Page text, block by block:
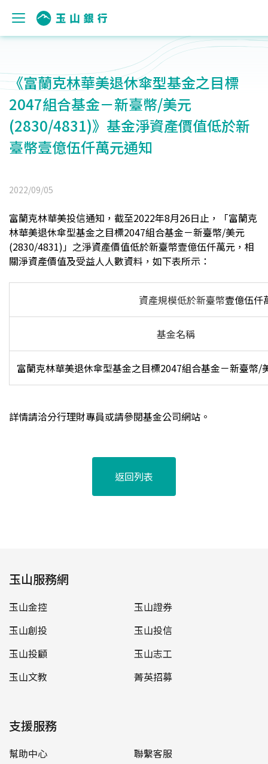
《富蘭克林華美退休傘型基金之目標
2047組合基金－新臺幣/美元
(2830/4831)》基金淨資產價值低於新
臺幣壹億伍仟萬元通知
2022/09/05
富蘭克林華美投信通知，截至2022年8月26日止，「富蘭克
林華美退休傘型基金之目標2047組合基金－新臺幣/美元
(2830/4831)」之淨資產價值低於新臺幣壹億伍仟萬元 ，相
關淨資產價值及受益人人數資料，如下表所示：
資產規模低於新臺幣壹億伍仟
基金名稱
富蘭克林華美退休傘型基金之目標2047組合基金－新臺幣/
詳情請洽分行理財專員或請參閱基金公司網站。
返回列表
玉山服務網
玉山金控
玉山證券
玉山創投
玉山投信
玉山投顧
玉山志工
玉山文教
菁英招募
支援服務
幫助中心
聯繫客服